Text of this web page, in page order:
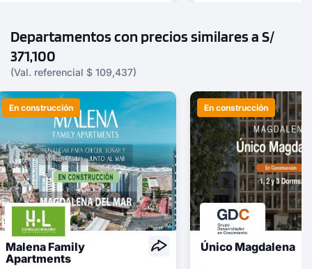
1 unidad disponible
S/ 1,030,400
Modelo TIPO 10A
147.32 m² Piso 9
3 dorms. 3 baños
COTIZAR AHORA
Departamentos con precios similares a S/
371,100
(Val. referencial $ 109,437)
En construcción
Malena Family
Apartments
En construcción
Único Magdalena